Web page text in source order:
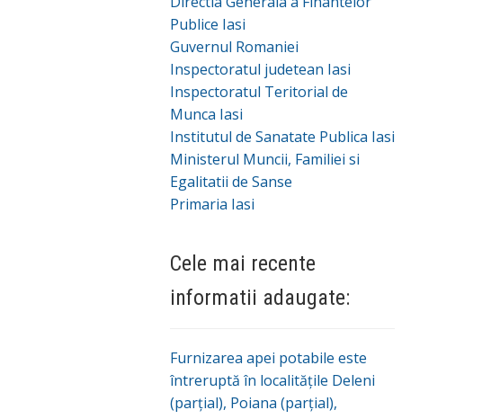
Publice Iasi
Guvernul Romaniei
Inspectoratul judetean Iasi
Inspectoratul Teritorial de
Munca Iasi
Institutul de Sanatate Publica Iasi
Ministerul Muncii, Familiei si
Egalitatii de Sanse
Primaria Iasi
Cele mai recente
informatii adaugate:
Furnizarea apei potabile este
întreruptă în localitățile Deleni
(parțial), Poiana (parțial),